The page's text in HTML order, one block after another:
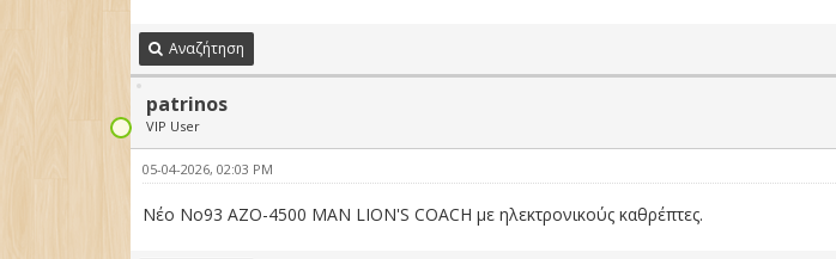
Αναζήτηση
patrinos
VIP User
05-04-2026, 02:03 PM
Νέο Νο93 ΑΖΟ-4500 ΜΑΝ LION'S COACH με ηλεκτρονικούς καθρέπτες.